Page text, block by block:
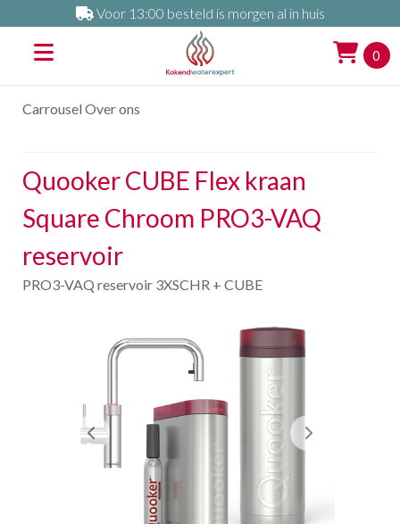
Voor 13:00 besteld is morgen al in huis
0
Carrousel Over ons
Quooker CUBE Flex kraan
Square Chroom PRO3-VAQ
reservoir
PRO3-VAQ reservoir 3XSCHR + CUBE